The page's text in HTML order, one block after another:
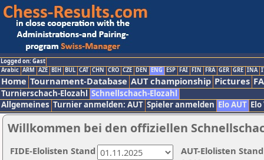
Logged on: Gast
Arabic ARM AZE BIH BUL CAT CHN CRO CZE DEN ENG ESP FAI FIN FRA GER GRE INA
Home Tournament-Database AUT championship Pictures
Turnierschach-Elozahl Schnellschach-Elozahl
Allgemeines Turnier anmelden: AUT Spieler anmelden Elo AUT
Willkommen bei den offiziellen
AUT-Elolisten
FIDE-Elolisten Stand